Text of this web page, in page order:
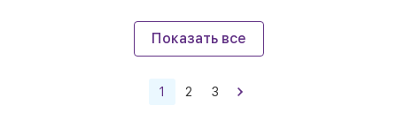
Показать все
1 2 3